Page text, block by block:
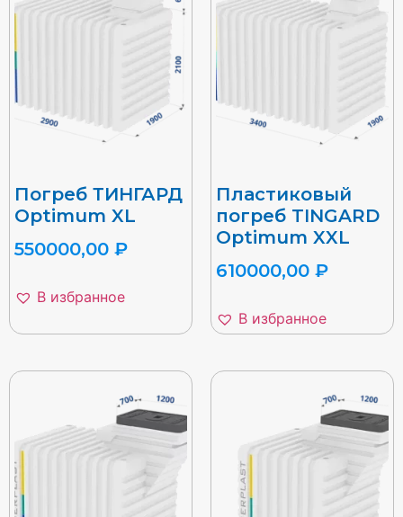
Погреб ТИНГАРД
Optimum XL
550000,00 ₽
В избранное
Пластиковый
погреб TINGARD
Optimum XXL
610000,00 ₽
В избранное